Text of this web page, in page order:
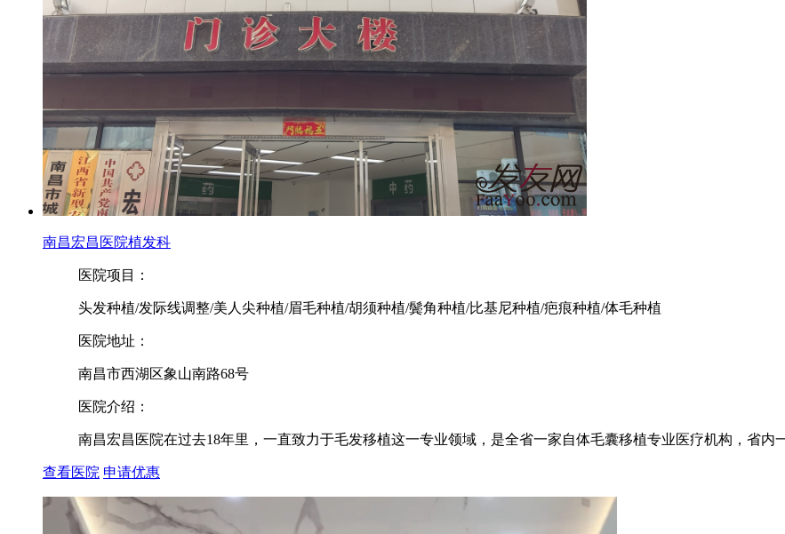
南昌宏昌医院植发科
医院项目：
头发种植/发际线调整/美人尖种植/眉毛种植/胡须种植/鬓角种植/比基尼种植/疤痕种植/体毛种植
医院地址：
南昌市西湖区象山南路68号
医院介绍：
南昌宏昌医院在过去18年里，一直致力于毛发移植这一专业领域，是全省一家自体毛囊移植专业医疗机构，省内
查看医院 申请优惠